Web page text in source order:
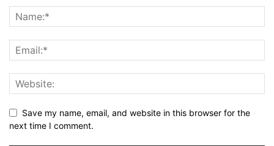
Save my name, email, and website in this browser for the
next time I comment.